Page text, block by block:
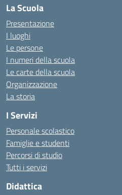
La Scuola
Presentazione
I luoghi
Le persone
I numeri della scuola
Le carte della scuola
Organizzazione
La storia
I Servizi
Personale scolastico
Famiglie e studenti
Percorsi di studio
Tutti i servizi
Didattica